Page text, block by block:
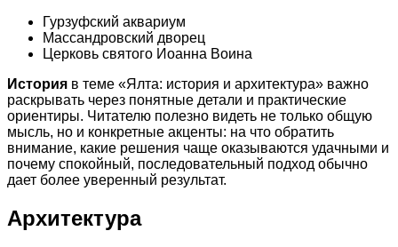
Гурзуфский аквариум
Массандровский дворец
Церковь святого Иоанна Воина
История в теме «Ялта: история и архитектура» важно
раскрывать через понятные детали и практические
ориентиры. Читателю полезно видеть не только общую
мысль, но и конкретные акценты: на что обратить
внимание, какие решения чаще оказываются удачными и
почему спокойный, последовательный подход обычно
дает более уверенный результат.
Архитектура